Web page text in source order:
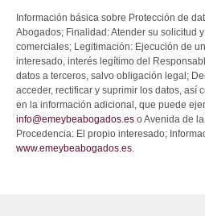
Información básica sobre Protección de
Abogados; Finalidad: Atender su solicitud
comerciales; Legitimación: Ejecución de
interesado, interés legítimo del
datos a terceros, salvo obligación legal;
acceder, rectificar y suprimir los datos, así
en la información adicional, que puede
info@emeybeabogados.es o Avenida de
Procedencia: El propio interesado;
www.emeybeabogados.es.